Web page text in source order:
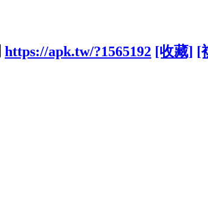
https://apk.tw/?1565192 [收藏] [